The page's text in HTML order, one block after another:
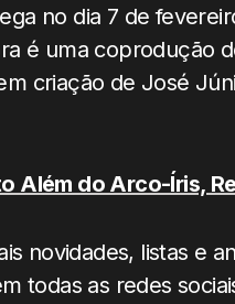
no dia 7 de
é uma coprodução
criação de José
Além do Arco-Íris,
novidades, listas e
todas as redes